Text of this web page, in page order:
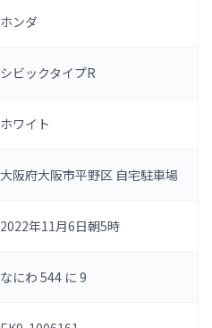
ホンダ
シビックタイプR
ホワイト
大阪府大阪市平野区 自宅駐車場
2022年11月6日朝5時
なにわ 544 に 9